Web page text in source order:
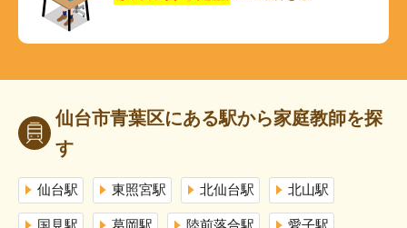
仙台市青葉区にある駅から家庭教師を探
す
仙台駅 東照宮駅 北仙台駅 北山駅